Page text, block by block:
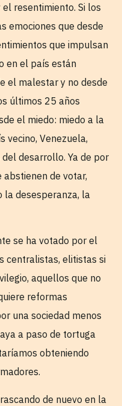
resentimiento. Si los
emociones que desde
que impulsan
en el país están
el malestar y no desde
últimos 25 años
el miedo: miedo a la
vecino, Venezuela,
desarrollo. Ya de por
abstienen de votar,
la desesperanza, la
se ha votado por el
centralistas, elitistas si
aquellos que no
reformas
una sociedad menos
a paso de tortuga
obteniendo
de nuevo en la